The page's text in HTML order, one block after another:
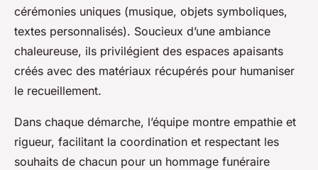
cérémonies uniques (musique, objets symboliques,
textes personnalisés). Soucieux d’une ambiance
chaleureuse, ils privilégient des espaces apaisants
créés avec des matériaux récupérés pour humaniser
le recueillement.
Dans chaque démarche, l’équipe montre empathie et
rigueur, facilitant la coordination et respectant les
souhaits de chacun pour un hommage funéraire